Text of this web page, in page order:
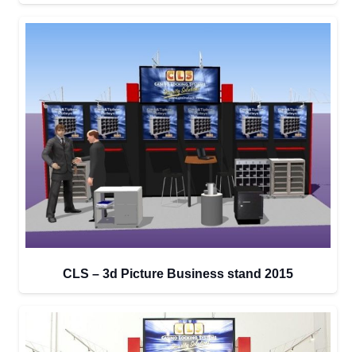
CLS – 3d Picture Business stand 2015